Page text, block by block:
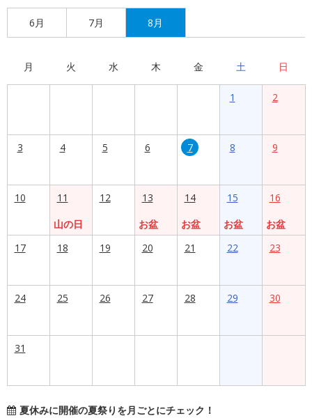
6月 7月 8月
月 火 水 木 金 土 日
1 2
3 4 5 6 7 8 9
10
11
山の日
12
13
お盆
14
お盆
15
お盆
16
お盆
17
18 19 20 21 22 23
24 25 26 27 28 29 30
31
夏休みに開催の夏祭りを月ごとにチェック！